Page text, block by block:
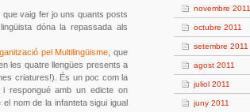
que vaig fer jo uns quants posts
dóna la repassada als
pel Multilingüisme , que
les quatre llengües presents a
criatures!). És un poc com la
respongué amb un edicte on
nom de la infanteta sigui igual
novembre 2011
octubre 2011
setembre 2011
agost 2011
juliol 2011
juny 2011